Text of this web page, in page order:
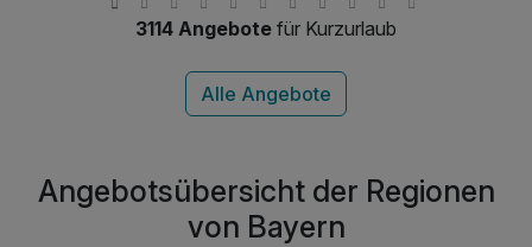
inkl. Zugang zur Indoor & Outdoor Saunawelt *
inkl. Zugang zum Erlebnisbad & Rutschenwelt*
3114 Angebote für Kurzurlaub
Angebotsübersicht der Regionen
von Bayern